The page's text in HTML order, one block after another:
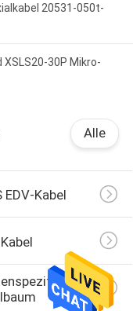
20531-050t-
XSLS20-30P Mikro-
Alle
EDV-Kabel